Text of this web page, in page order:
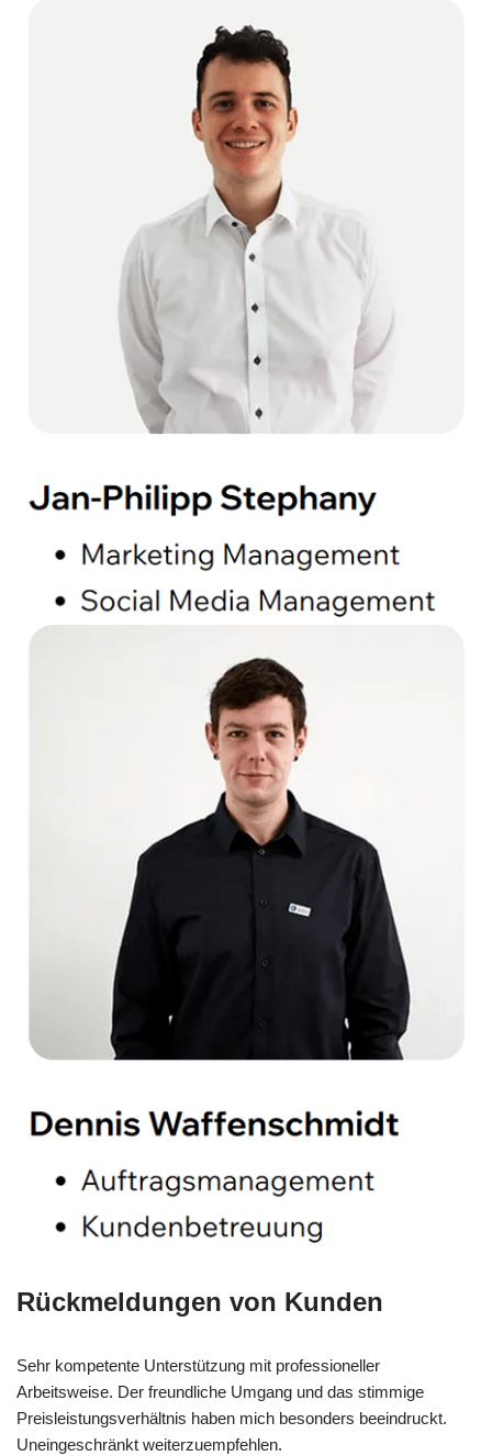
Rückmeldungen von Kunden
Sehr kompetente Unterstützung mit professioneller
Arbeitsweise. Der freundliche Umgang und das stimmige
Preisleistungsverhältnis haben mich besonders beeindruckt.
Uneingeschränkt weiterzuempfehlen.